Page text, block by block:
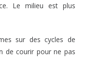
Le milieu est plus
sur des cycles de
de courir pour ne pas